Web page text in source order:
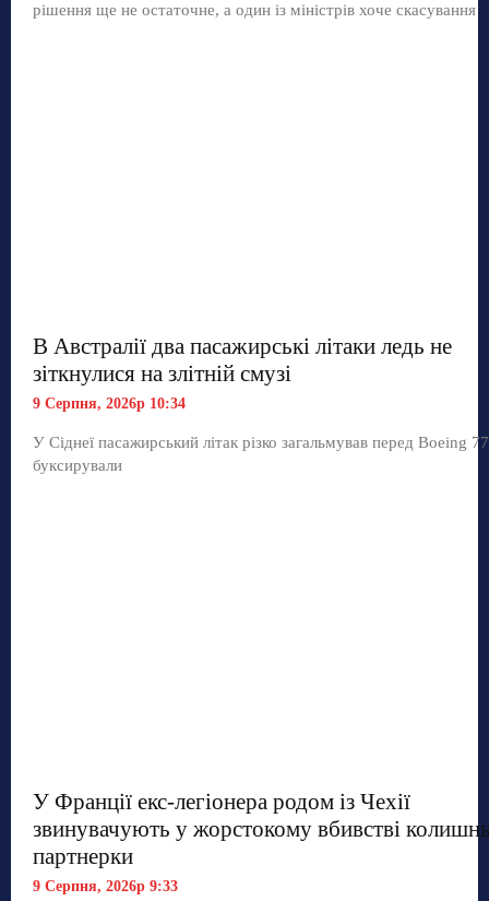
рішення ще не остаточне, а один із міністрів хоче скасування
В Австралії два пасажирські літаки ледь не
зіткнулися на злітній смузі
9 Серпня, 2026р 10:34
У Сіднеї пасажирський літак різко загальмував перед Boeing
буксирували
У Франції екс-легіонера родом із Чехії
звинувачують у жорстокому вбивстві
партнерки
9 Серпня, 2026р 9:33